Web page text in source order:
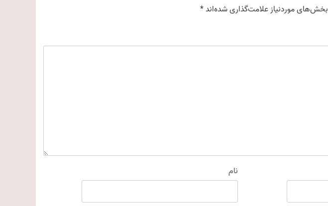
بخش‌های موردنیاز علامت‌گذاری شده‌اند*
نام